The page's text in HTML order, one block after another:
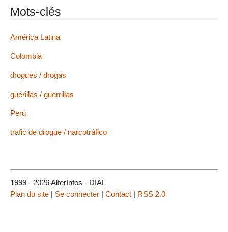
Mots-clés
América Latina
Colombia
drogues / drogas
guérillas / guerrillas
Perú
trafic de drogue / narcotráfico
1999 - 2026 AlterInfos - DIAL
Plan du site | Se connecter | Contact | RSS 2.0